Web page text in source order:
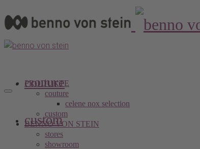
couture
custom
PRODUKTE
couture
celene nox selection
custom
BENNO VON STEIN
stores
showroom